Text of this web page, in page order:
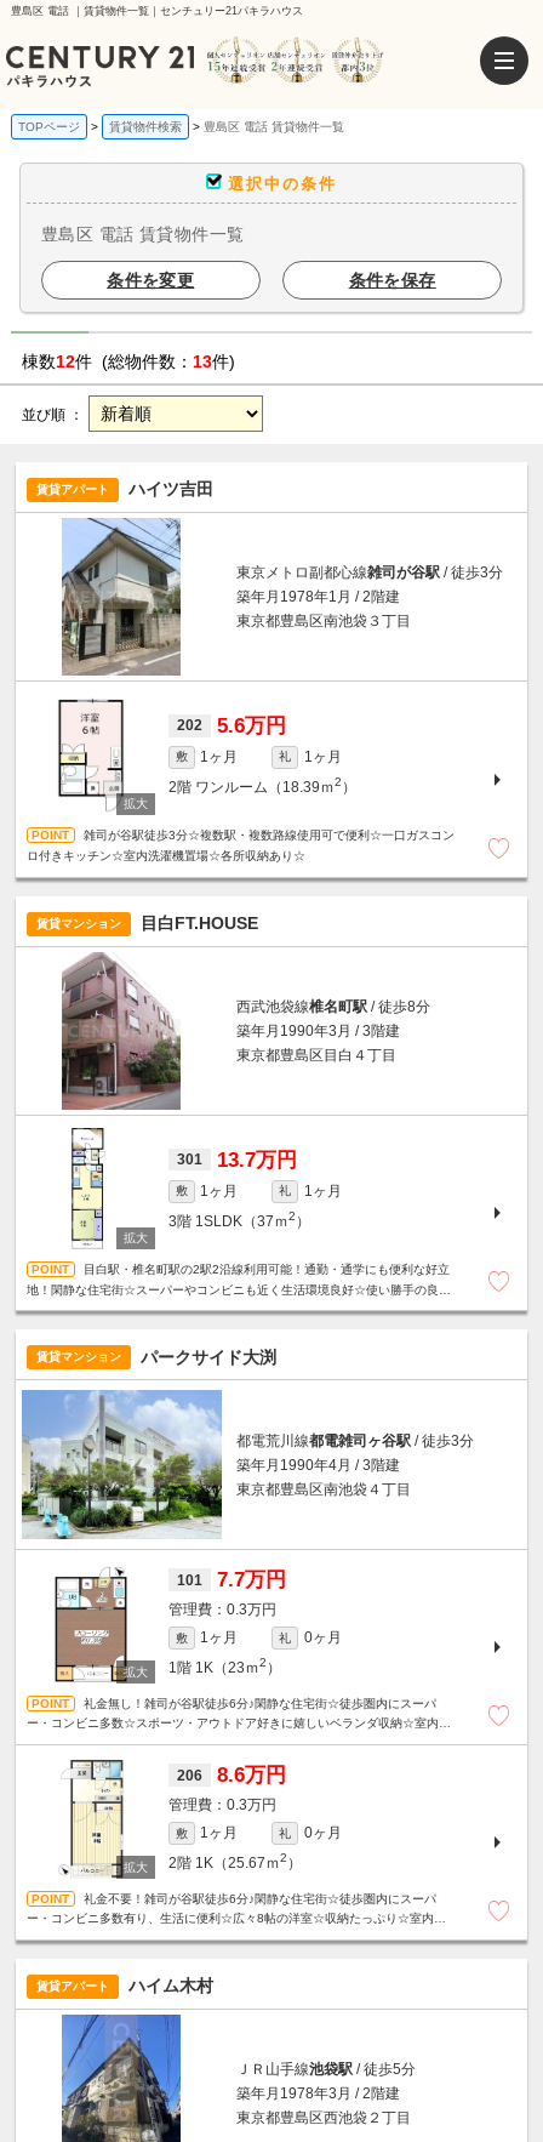
豊島区 電話 ｜賃貸物件一覧｜センチュリー21パキラハウス
TOPページ 賃貸物件検索 豊島区 電話 賃貸物件一覧
選択中の条件
豊島区 電話 賃貸物件一覧
条件を変更 条件を保存
棟数12件 (総物件数： 13件)
並び順 ：
賃貸アパート ハイツ吉田
東京メトロ副都心線雑司が谷駅 / 徒歩3分
築年月1978年1月 / 2階建
東京都豊島区南池袋３丁目
202 5.6万円
敷 1ヶ月 礼
1ヶ月
2階 ワンルーム（18.39ｍ2 ）
雑司が谷駅徒歩3分☆複数駅・複数路線使用可で便利☆一口ガスコン
ロ付きキッチン☆室内洗濯機置場☆各所収納あり☆
賃貸マンション 目白FT.HOUSE
西武池袋線椎名町駅 / 徒歩8分
築年月1990年3月 / 3階建
東京都豊島区目白４丁目
301 13.7万円
敷 1ヶ月 礼
1ヶ月
3階 1SLDK（37ｍ2 ）
目白駅・椎名町駅の2駅2沿線利用可能！通勤・通学にも便利な好立
地！閑静な住宅街☆スーパーやコンビニも近く生活環境良好☆使い勝手の良い
賃貸マンション パークサイド大渕
都電荒川線都電雑司ヶ谷駅 / 徒歩3分
築年月1990年4月 / 3階建
東京都豊島区南池袋４丁目
101 7.7万円
0.3万円
敷 1ヶ月 礼
0ヶ月
1階 1K（23ｍ2 ）
礼金無し！雑司が谷駅徒歩6分♪閑静な住宅街☆徒歩圏内にスーパ
ー・コンビニ多数☆スポーツ・アウトドア好きに嬉しいベランダ収納☆室内洗
206 8.6万円
0.3万円
敷 1ヶ月 礼
0ヶ月
2階 1K（25.67ｍ2 ）
礼金不要！雑司が谷駅徒歩6分♪閑静な住宅街☆徒歩圏内にスーパ
ー・コンビニ多数有り、生活に便利☆広々8帖の洋室☆収納たっぷり☆室内洗濯
賃貸アパート ハイム木村
ＪＲ山手線池袋駅 / 徒歩5分
築年月1978年3月 / 2階建
東京都豊島区西池袋２丁目